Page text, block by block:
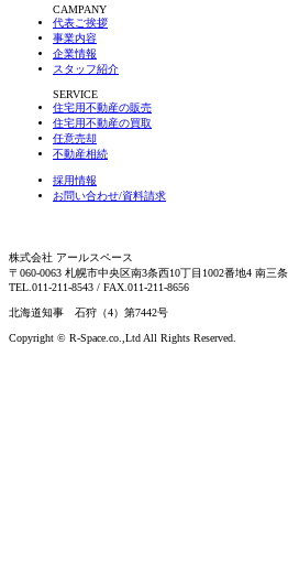
CAMPANY
代表ご挨拶
事業内容
企業情報
スタッフ紹介
SERVICE
住宅用不動産の販売
住宅用不動産の買取
任意売却
不動産相続
採用情報
お問い合わせ/資料請求
株式会社 アールスペース
〒060-0063 札幌市中央区南3条西10丁目1002番地4 南三
TEL.011-211-8543 / FAX.011-211-8656
北海道知事 石狩（4）第7442号
Copyright © R-Space.co.,Ltd All Rights Reserved.